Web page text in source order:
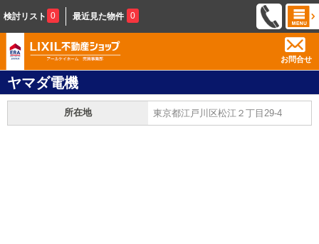
検討リスト 0 最近見た物件 0
お問合せ
ヤマダ電機
所在地 東京都江戸川区松江２丁目29-4